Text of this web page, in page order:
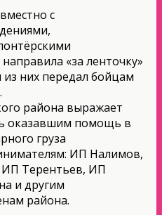
с
«за ленточку»
них передал бойцам
района выражает
оказавшим помощь в
груза
ИП Налимов,
Терентьев, ИП
и другим
района.